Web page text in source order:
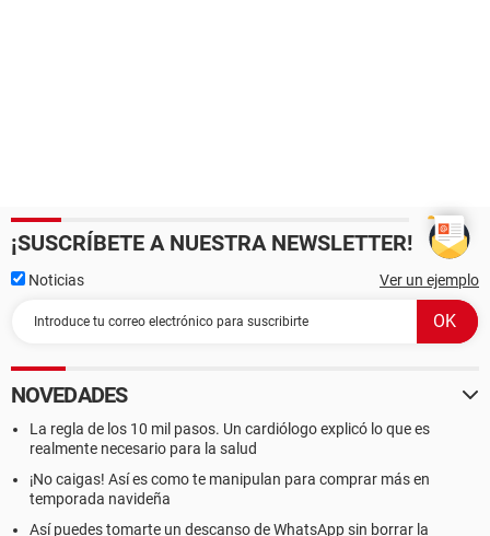
¡SUSCRÍBETE A NUESTRA NEWSLETTER!
Noticias Ver un ejemplo
NOVEDADES
La regla de los 10 mil pasos. Un cardiólogo explicó lo que es
realmente necesario para la salud
¡No caigas! Así es como te manipulan para comprar más en
temporada navideña
Así puedes tomarte un descanso de WhatsApp sin borrar la